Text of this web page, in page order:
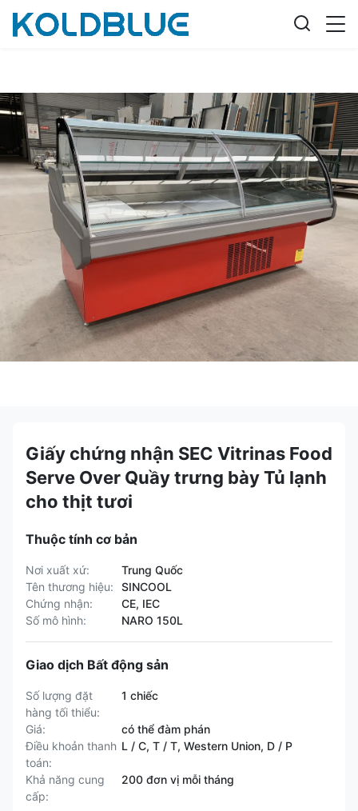
Giấy chứng nhận SEC Vitrinas Food
Serve Over Quầy trưng bày Tủ lạnh
cho thịt tươi
Thuộc tính cơ bản
Nơi xuất xứ:
Trung Quốc
Tên thương hiệu:
SINCOOL
Chứng nhận:
CE, IEC
Số mô hình:
NARO 150L
Giao dịch Bất động sản
Số lượng đặt
hàng tối thiểu:
1 chiếc
Giá:
có thể đàm phán
Điều khoản thanh
toán:
L / C, T / T, Western Union, D / P
Khả năng cung
cấp:
200 đơn vị mỗi tháng